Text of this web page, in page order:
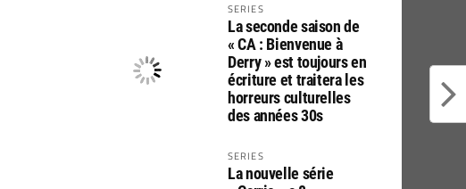
SERIES
La seconde saison de
« CA : Bienvenue à
Derry » est toujours en
écriture et traitera les
horreurs culturelles
des années 30s
SERIES
La nouvelle série